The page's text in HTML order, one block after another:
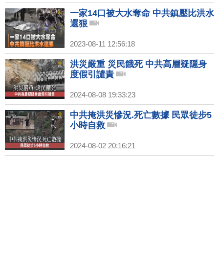
一家14口被大水奪命 中共鎮壓比洪水
還狠
2023-08-11 12:56:18
洪災嚴重 災民餓死 中共高層疑隱身
度假引譴責
2024-08-08 19:33:23
中共掩洪災慘況.死亡數據 民眾徒步5
小時自救
2024-08-02 20:16:21